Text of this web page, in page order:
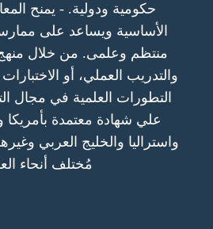
حكومية ودولية. - يمنح
الأساسية ويساعد على
منتظم وعلمى. من خلال منهج
والتدريب العملي، أو
التطورات العلمية في
علي شهادة معتمدة بأمريكا
مُختلف أنحاء